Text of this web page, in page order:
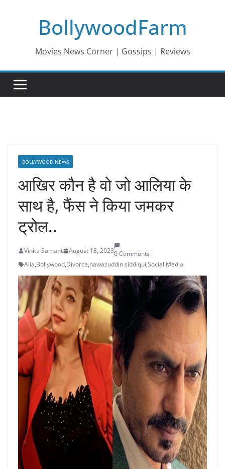
BollywoodFarm
Movies News Corner | Gossips | Reviews
BOLLYWOOD NEWS
आखिर कौन है वो जो आलिया के
साथ है, फैंस ने किया जमकर
ट्रोल..
Vinita Samant August 18, 20230 Comments
Alia,Bollywood,Divorce,nawazuddin siddiqui,Social Media